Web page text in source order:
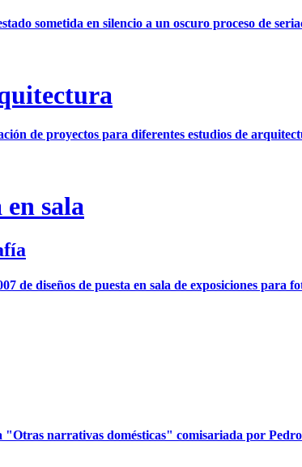
sometida en silencio a un oscuro proceso de
de proyectos para diferentes estudios de
en sala
de diseños de puesta en sala de exposiciones para
"Otras narrativas domésticas" comisariada por